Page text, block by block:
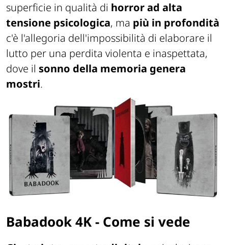
superficie in qualità di horror ad alta
tensione psicologica, ma più in profondità
c'è l'allegoria dell'impossibilità di elaborare il
lutto per una perdita violenta e inaspettata,
dove il sonno della memoria genera
mostri.
Babadook4K - Come si vede